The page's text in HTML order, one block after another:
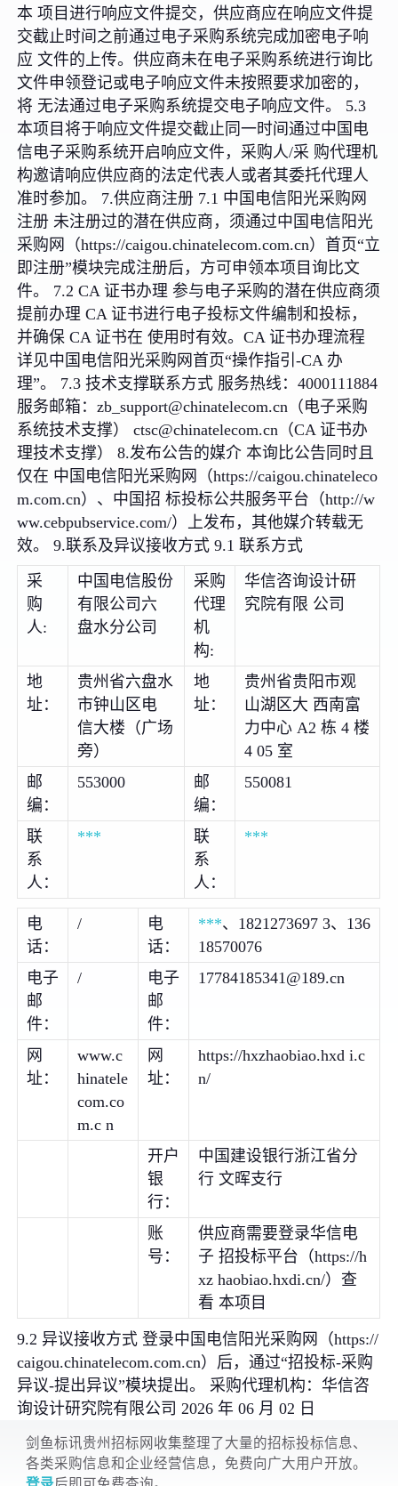
本 项目进行响应文件提交，供应商应在响应文件提
交截止时间之前通过电子采购系统完成加密电子响
应 文件的上传。供应商未在电子采购系统进行询比
文件申领登记或电子响应文件未按照要求加密的，
将 无法通过电子采购系统提交电子响应文件。 5.3
本项目将于响应文件提交截止同一时间通过中国电
信电子采购系统开启响应文件，采购人/采 购代理机
构邀请响应供应商的法定代表人或者其委托代理人
准时参加。 7.供应商注册 7.1 中国电信阳光采购网
注册 未注册过的潜在供应商，须通过中国电信阳光
采购网（https://caigou.chinatelecom.com.cn）首页“立
即注册”模块完成注册后，方可申领本项目询比文
件。 7.2 CA 证书办理 参与电子采购的潜在供应商须
提前办理 CA 证书进行电子投标文件编制和投标，
并确保 CA 证书在 使用时有效。CA 证书办理流程
详见中国电信阳光采购网首页“操作指引-CA 办
理”。 7.3 技术支撑联系方式 服务热线：4000111884
服务邮箱：zb_support@chinatelecom.cn（电子采购
系统技术支撑） ctsc@chinatelecom.cn（CA 证书办
理技术支撑） 8.发布公告的媒介 本询比公告同时且
仅在 中国电信阳光采购网（https://caigou.chinateleco
m.com.cn）、中国招 标投标公共服务平台（http://w
ww.cebpubservice.com/）上发布，其他媒介转载无
效。 9.联系及异议接收方式 9.1 联系方式
采
购
人:
中国电信股份
有限公司六
盘水分公司
采购
代理
机
构:
华信咨询设计研
究院有限 公司
地
址：
贵州省六盘水
市钟山区电
信大楼（广场
旁）
地
址：
贵州省贵阳市观
山湖区大 西南富
力中心 A2 栋 4 楼
4 05 室
邮
编：
553000
邮
编：
550081
联
系
人：
***
联
系
人：
***
电
话：
/
电
话：
***、1821273697 3、136
18570076
电子
邮
件：
/
电子
邮
件：
17784185341@189.cn
网
址：
www.c
hinatele
com.co
m.c n
网
址：
https://hxzhaobiao.hxd i.c
n/
开户
银
行：
中国建设银行浙江省分
行 文晖支行
账
号：
供应商需要登录华信电
子 招投标平台（https://h
xz haobiao.hxdi.cn/）查
看 本项目
9.2 异议接收方式 登录中国电信阳光采购网（https://
caigou.chinatelecom.com.cn）后，通过“招投标-采购
异议-提出异议”模块提出。 采购代理机构：华信咨
询设计研究院有限公司 2026 年 06 月 02 日
剑鱼标讯贵州招标网收集整理了大量的招标投标信息、
各类采购信息和企业经营信息，免费向广大用户开放。